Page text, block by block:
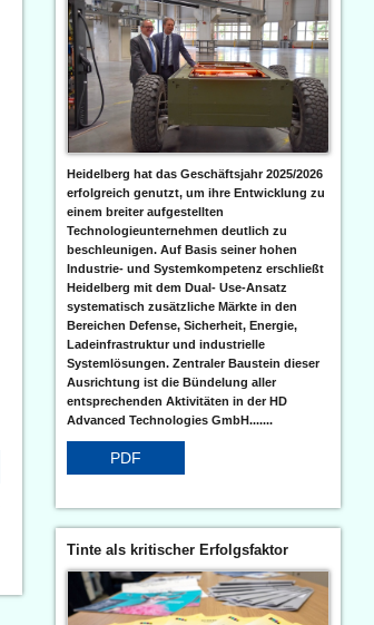
Heidelberg hat das Geschäftsjahr 2025/2026
erfolgreich genutzt, um ihre Entwicklung zu
einem breiter aufgestellten
Technologieunternehmen deutlich zu
beschleunigen. Auf Basis seiner hohen
Industrie- und Systemkompetenz erschließt
Heidelberg mit dem Dual- Use-Ansatz
systematisch zusätzliche Märkte in den
Bereichen Defense, Sicherheit, Energie,
Ladeinfrastruktur und industrielle
Systemlösungen. Zentraler Baustein dieser
Ausrichtung ist die Bündelung aller
entsprechenden Aktivitäten in der HD
Advanced Technologies GmbH.......
PDF
Tinte als kritischer Erfolgsfaktor